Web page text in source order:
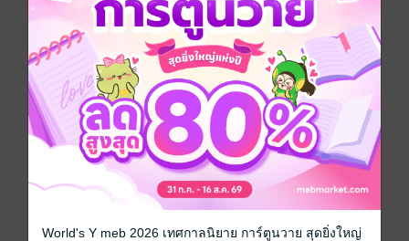
Facebook : สรุปทุกวิชามสธ. by B
- สรุปจากหนังสือเรียนฉบับปรับปรุงครั้งล่าสุด
เตรียมสอบ / ข้อสอบ อุดมศึกษา รัฐศาสตร์
ประเภทไฟล์ pdf
วันที่วางขาย 22 มิถุนายน 2566
ราคาปก 359 บาท (ประหยัด 44%)
World's Y meb 2026 เทศกาลนิยาย การ์ตูนวาย สุดยิ่งใหญ่